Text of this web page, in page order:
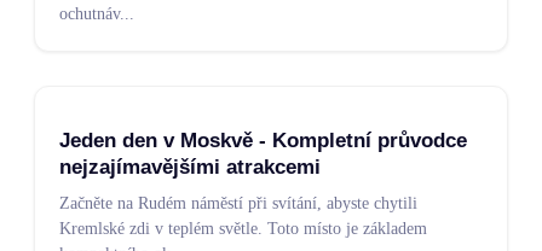
ochutnáv...
Jeden den v Moskvě - Kompletní průvodce
nejzajímavějšími atrakcemi
Začněte na Rudém náměstí při svítání, abyste chytili
Kremlské zdi v teplém světle. Toto místo je základem